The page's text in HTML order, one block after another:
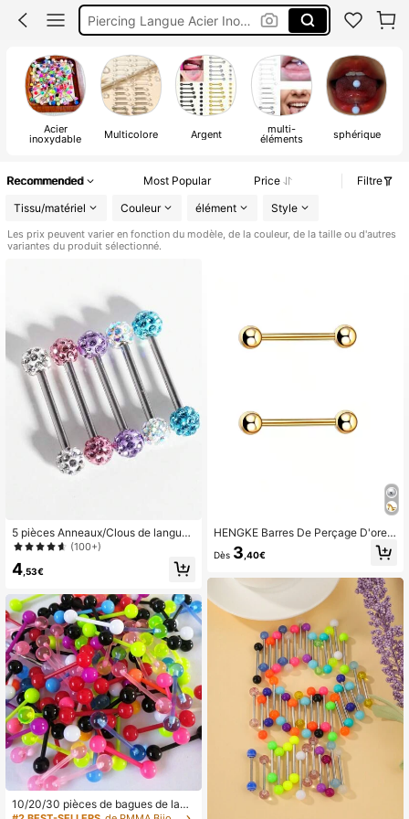
Piercing Langue Plastique
Piercing Langue
Acier
inoxydable Multicolore Argent multi-
éléments sphérique
Recommended Most Popular Price
Filtre
Tissu/matériel
Couleur élément Style
Les prix peuvent varier en fonction du modèle, de la couleur, de la taille ou d'autres
variantes du produit sélectionné.
5 pièces Anneaux/Clous de langue
cristal brillant minimaliste, convient
pour le port quotidien des femmes
(100+)
4 ,53€
10/20/30 pièces de bagues de lang
HENGKE Barres De Perçage D'oreill
e, Clous De Langue En Acier Inoxyd
able, 2 Pièces
Dès 3 ,40€